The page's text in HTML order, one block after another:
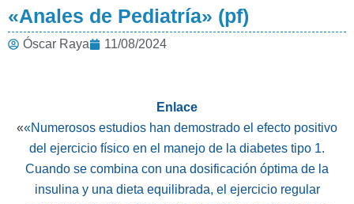
«Anales de Pediatría» (pf)
Óscar Raya 11/08/2024
Enlace
««Numerosos estudios han demostrado el efecto positivo
del ejercicio físico en el manejo de la diabetes tipo 1.
Cuando se combina con una dosificación óptima de la
insulina y una dieta equilibrada, el ejercicio regular